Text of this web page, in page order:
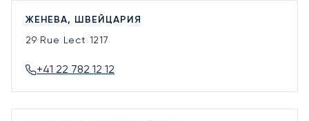
ЖЕНЕВА, ШВЕЙЦАРИЯ
29 Rue Lect 1217
+41 22 782 12 12